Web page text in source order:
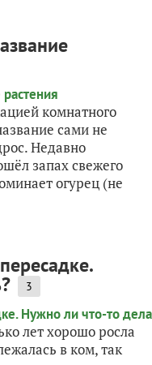
комнатного
сами не
Недавно
запах свежего
огурец (не
3
лет хорошо росла
в ком, так